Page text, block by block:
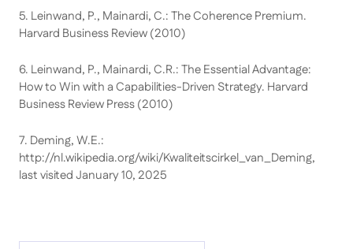
5. Leinwand, P., Mainardi, C.: The Coherence Premium.
Harvard Business Review (2010)
6. Leinwand, P., Mainardi, C.R.: The Essential Advantage:
How to Win with a Capabilities-Driven Strategy. Harvard
Business Review Press (2010)
7. Deming, W.E.:
http://nl.wikipedia.org/wiki/Kwaliteitscirkel_van_Deming,
last visited January 10, 2025